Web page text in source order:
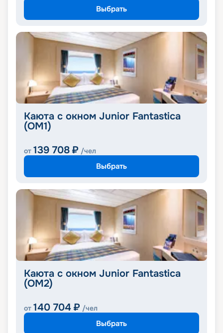
Выбрать
Каюта с окном Junior Fantastica
(OM1)
от 139 708 ₽ /чел
Выбрать
Каюта с окном Junior Fantastica
(OM2)
от 140 704 ₽ /чел
Выбрать